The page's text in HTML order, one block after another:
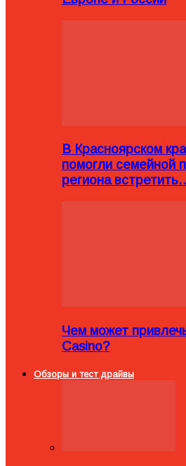
В Красноярском
помогли семейной
региона
Чем может
Casino?
Обзоры и тест драйвы